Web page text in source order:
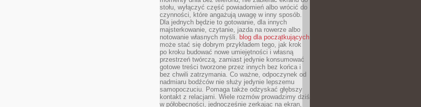
stołu, wyłączyć część powiadomień albo wrócić do
czynności, które angażują uwagę w inny sposób.
Dla jednych będzie to gotowanie, dla innych
majsterkowanie, czytanie, jazda na rowerze albo
notowanie własnych myśli. blog dla początkujących
może stać się dobrym przykładem tego, jak krok
po kroku budować nowe umiejętności i własną
przestrzeń twórczą, zamiast jedynie konsumować
gotowe treści tworzone przez innych bez końca i
bez chwili zatrzymania. Co ważne, odpoczynek od
nadmiaru bodźców nie służy jedynie lepszemu
samopoczuciu. Pomaga także odzyskać głębszy
kontakt z relacjami. Wiele rozmów prowadzimy dziś
w półobecności, jednocześnie zerkając na ekran,